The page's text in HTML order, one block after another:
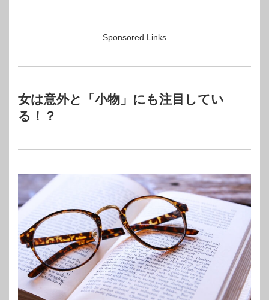
Sponsored Links
女は意外と「小物」にも注目してい
る！？